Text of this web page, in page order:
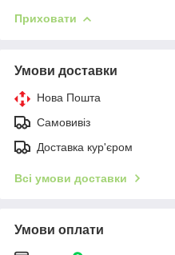
Приховати
Умови доставки
Нова Пошта
Самовивіз
Доставка кур'єром
Всі умови доставки
Умови оплати